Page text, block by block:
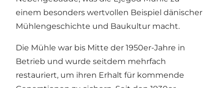
einem besonders wertvollen Beispiel dänischer
Mühlengeschichte und Baukultur macht.
Die Mühle war bis Mitte der 1950er-Jahre in
Betrieb und wurde seitdem mehrfach
restauriert, um ihren Erhalt für kommende